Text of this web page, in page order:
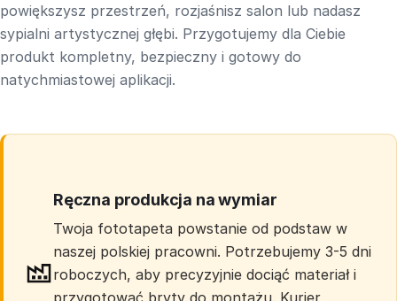
powiększysz przestrzeń, rozjaśnisz salon lub nadasz
sypialni artystycznej głębi. Przygotujemy dla Ciebie
produkt kompletny, bezpieczny i gotowy do
natychmiastowej aplikacji.
Ręczna produkcja na wymiar
Twoja fototapeta powstanie od podstaw w
naszej polskiej pracowni. Potrzebujemy 3-5 dni
roboczych, aby precyzyjnie dociąć materiał i